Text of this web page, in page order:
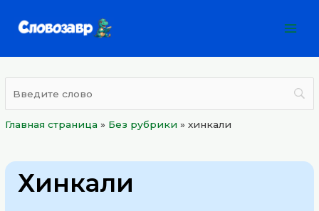
Главная страница » Без рубрики »хинкали
Хинкали